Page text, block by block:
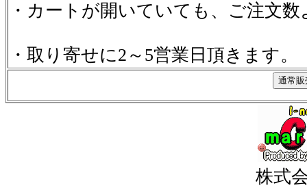
・カートが開いていても、ご注文
・取り寄せに2～5営業日頂きます。
株式